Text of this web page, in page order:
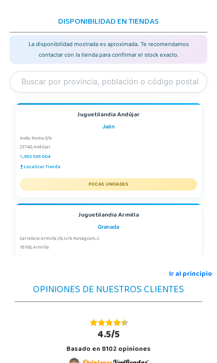
DISPONIBILIDAD EN TIENDAS
La disponibilidad mostrada es aproximada. Te recomendamos
contactar con la tienda para confirmar el stock exacto.
Juguetilandia Andújar
Jaén
Avda. Roma S/N
23740, Andújar
953 505 004
Localizar Tienda
POCAS UNIDADES
Juguetilandia Armilla
Granada
Carretera Armilla 29, Urb. Porcegram, 2
18100, Armilla
Juguetilandia Ciudad Real
Ciudad Real
Parque Comercial Puerta del Ave local 5 (Avenida de la ciencia nº9)
Ir al principio
OPINIONES DE NUESTROS CLIENTES
4.5/5
Basado en 8102 opiniones